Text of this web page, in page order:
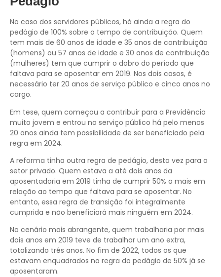
No caso dos servidores públicos, há ainda a regra do
pedágio de 100% sobre o tempo de contribuição. Quem
tem mais de 60 anos de idade e 35 anos de contribuição
(homens) ou 57 anos de idade e 30 anos de contribuição
(mulheres) tem que cumprir o dobro do período que
faltava para se aposentar em 2019. Nos dois casos, é
necessário ter 20 anos de serviço público e cinco anos no
cargo.
Em tese, quem começou a contribuir para a Previdência
muito jovem e entrou no serviço público há pelo menos
20 anos ainda tem possibilidade de ser beneficiado pela
regra em 2024.
A reforma tinha outra regra de pedágio, desta vez para o
setor privado. Quem estava a até dois anos da
aposentadoria em 2019 tinha de cumprir 50% a mais em
relação ao tempo que faltava para se aposentar. No
entanto, essa regra de transição foi integralmente
cumprida e não beneficiará mais ninguém em 2024.
No cenário mais abrangente, quem trabalharia por mais
dois anos em 2019 teve de trabalhar um ano extra,
totalizando três anos. No fim de 2022, todos os que
estavam enquadrados na regra do pedágio de 50% já se
aposentaram.